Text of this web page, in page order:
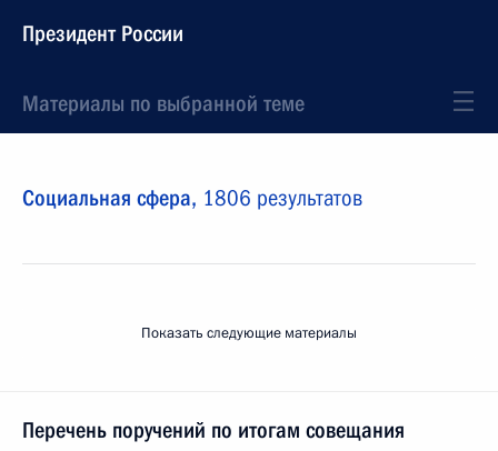
Президент России
Материалы по выбранной теме
Социальная сфера, 1806 результатов
Показать следующие материалы
Перечень поручений по итогам совещания